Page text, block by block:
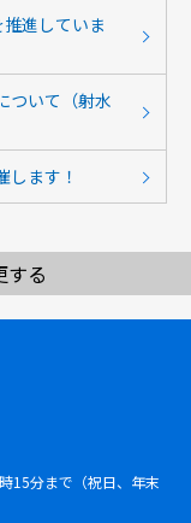
進していま
ついて（射水
します！
する
15分まで（祝日、年末